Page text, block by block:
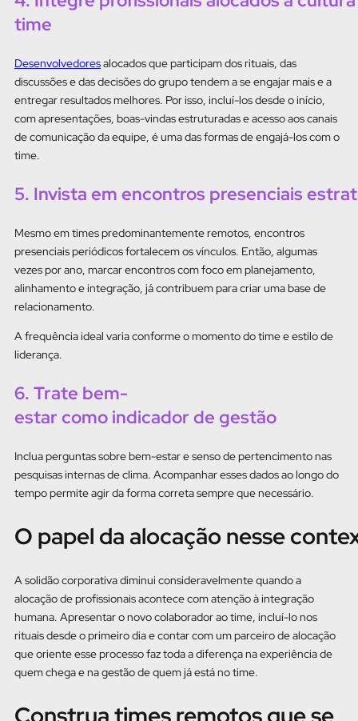
time
Desenvolvedoresalocados que participam dos rituais, das
discussões e das decisões do grupo tendem a se engajar mais e a
entregar resultados melhores. Por isso, incluí-los desde o início,
com apresentações, boas-vindas estruturadas e acesso aos canais
de comunicação da equipe, é uma das formas de engajá-los com o
time.
5. Invista em encontros presenciais
Mesmo em times predominantemente remotos, encontros
presenciais periódicos fortalecem os vínculos. Então, algumas
vezes por ano, marcar encontros com foco em planejamento,
alinhamento e integração, já contribuem para criar uma base de
relacionamento.
A frequência ideal varia conforme o momento do time e estilo de
liderança.
6. Trate bem-
estar como indicador de gestão
Inclua perguntas sobre bem-estar e senso de pertencimento nas
pesquisas internas de clima. Acompanhar esses dados ao longo do
tempo permite agir da forma correta sempre que necessário.
O papel da alocação nesse
A solidão corporativa diminui consideravelmente quando a
alocação de profissionais acontece com atenção à integração
humana. Apresentar o novo colaborador ao time, incluí-lo nos
rituais desde o primeiro dia e contar com um parceiro de alocação
que oriente esse processo faz toda a diferença na experiência de
quem chega e na gestão de quem já está no time.